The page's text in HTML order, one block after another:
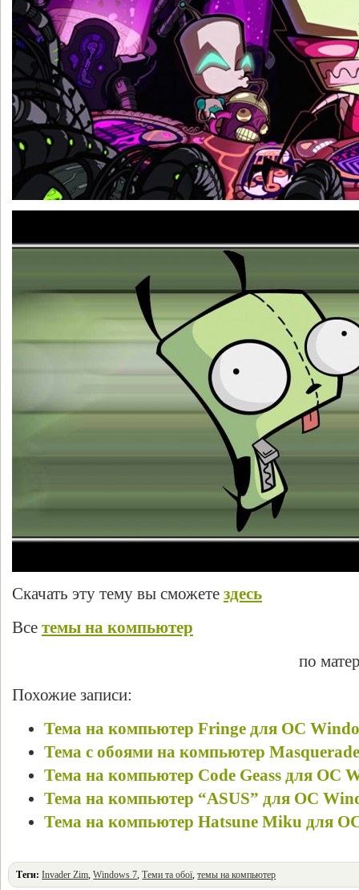
Скачать эту тему вы сможете здесь
Все темы на компьютер
по
Похожие записи:
Тема на компьютер Fringe для ОС
Тема с обоями на компьютер
Тема на компьютер Code Geass для ОС
Тема на компьютер “ASUS” для ОС
Тема на компьютер Hatsune Miku для
Теги: Invader Zim,Windows 7,Теми та обої,темы на компьютер